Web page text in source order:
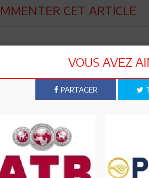
CET ARTICLE
VOUS AVEZ
PARTAGER